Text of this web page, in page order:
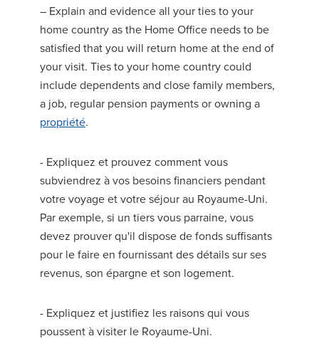
– Explain and evidence all your ties to your
home country as the Home Office needs to be
satisfied that you will return home at the end of
your visit. Ties to your home country could
include dependents and close family members,
a job, regular pension payments or owning a
propriété.
- Expliquez et prouvez comment vous
subviendrez à vos besoins financiers pendant
votre voyage et votre séjour au Royaume-Uni.
Par exemple, si un tiers vous parraine, vous
devez prouver qu'il dispose de fonds suffisants
pour le faire en fournissant des détails sur ses
revenus, son épargne et son logement.
- Expliquez et justifiez les raisons qui vous
poussent à visiter le Royaume-Uni.